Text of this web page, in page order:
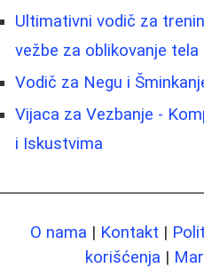
Ultimativni vodič za
vežbe za oblikovanje tela
Vodič za Negu i
Vijaca za Vezbanje -
i Iskustvima
O nama | Kontakt |
korišćenja |